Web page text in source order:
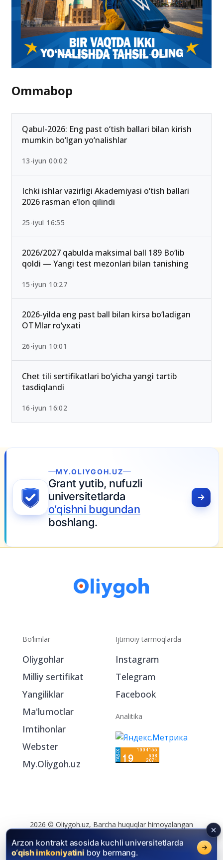
Ommabop
Qabul-2026: Eng past o‘tish ballari bilan kirish
mumkin bo‘lgan yo‘nalishlar
13-iyun 00:02
Ichki ishlar vazirligi Akademiyasi o‘tish ballari
2026 rasman e’lon qilindi
25-iyul 16:55
2026/2027 qabulda maksimal ball 189 Bo‘lib
qoldi — Yangi test mezonlari bilan tanishing
15-iyun 10:27
2026-yilda eng past ball bilan kirsa bo‘ladigan
OTMlar ro‘yxati
26-iyun 10:01
Chet tili sertifikatlari bo‘yicha yangi tartib
tasdiqlandi
16-iyun 16:02
Bo‘limlar
Oliygohlar
Imtihonlar
Ijtimoiy tarmoqlarda
Telegram
Facebook
Analitika
Arzon kontrakt asosida kuchli universitetlarda
o‘qish imkoniyatini boy bermang.